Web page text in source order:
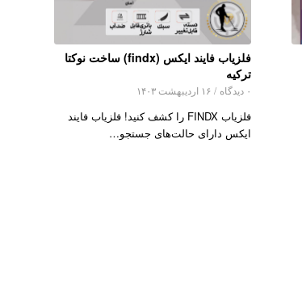
فلزیاب فایند ایکس (findx) ساخت نوکتا
ترکیه
۰ دیدگاه / ۱۶ اردیبهشت ۱۴۰۳
فلزیاب FINDX را کشف کنید! فلزیاب فایند
ایکس دارای حالت‌های جستجو…